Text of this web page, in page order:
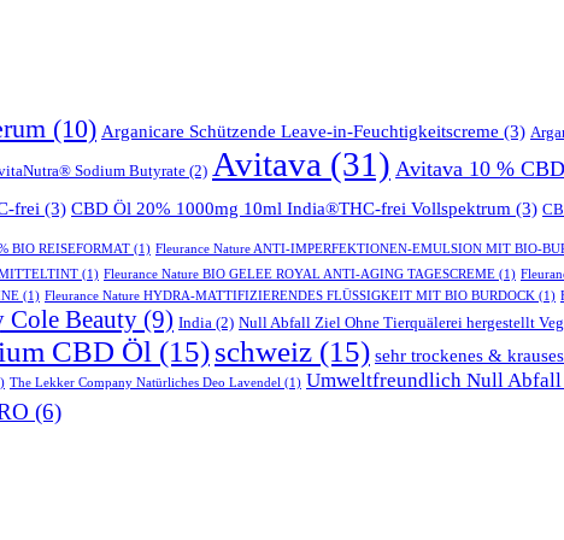
(10) Arganicare Schützende Leave-in-Feuchtigkeitscreme (3)
Sodium Butyrate(2) Avitava (31) Avitava 10 %
frei (3) CBD Öl 20% 1000mg 10ml India®THC-frei Vollspektrum (3)
BIO REISEFORMAT (1) Fleurance Nature ANTI-IMPERFEKTIONEN-EMULSION MIT BIO-
(1) Fleurance Nature BIO GELEE ROYAL ANTI-AGING TAGESCREME (1)
(1) Fleurance Nature HYDRA-MATTIFIZIERENDES FLÜSSIGKEIT MIT BIO BURDOCK (1)
Cole Beauty (9) India (2) Null Abfall Ziel Ohne Tierquälerei hergestellt
CBD Öl (15)schweiz (15) sehr trockenes &
The Lekker Company Natürliches Deo Lavendel (1) Umweltfreundlich Null Abfall
(6)